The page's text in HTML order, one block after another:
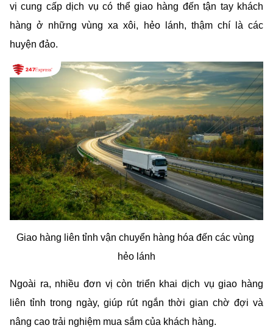
vị cung cấp dịch vụ có thể giao hàng đến tận tay khách
hàng ở những vùng xa xôi, hẻo lánh, thậm chí là các
huyện đảo.
Giao hàng liên tỉnh vận chuyển hàng hóa đến các vùng
hẻo lánh
Ngoài ra, nhiều đơn vị còn triển khai dịch vụ giao hàng
liên tỉnh trong ngày, giúp rút ngắn thời gian chờ đợi và
nâng cao trải nghiệm mua sắm của khách hàng.